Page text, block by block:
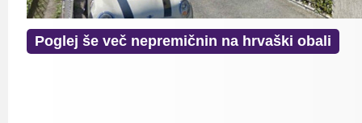
Poglej še več nepremičnin na hrvaški obali